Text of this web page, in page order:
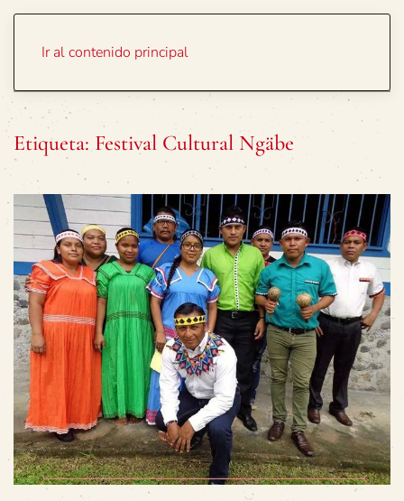
Ir al contenido principal
Etiqueta: Festival Cultural Ngäbe